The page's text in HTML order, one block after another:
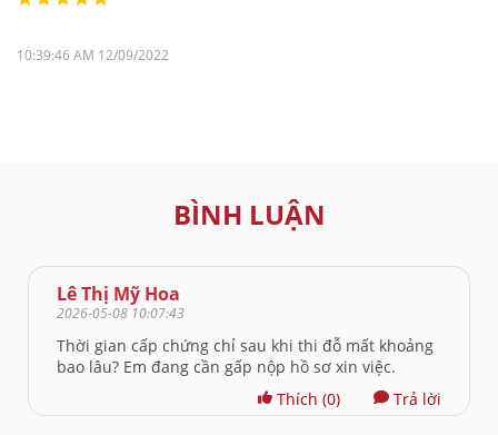
10:39:46 AM 12/09/2022
BÌNH LUẬN
Lê Thị Mỹ Hoa
2026-05-08 10:07:43
Thời gian cấp chứng chỉ sau khi thi đỗ mất khoảng
bao lâu? Em đang cần gấp nộp hồ sơ xin việc.
Thích (0) Trả lời